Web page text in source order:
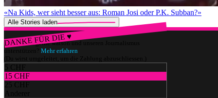
«Na Kids, wer sieht besser aus: Roman Josi oder P.K. Subban?»
Alle Stories laden
DANKE FÜR DIE ♥
Würdest du gerne watson und unseren Journalismus
unterstützen? Mehr erfahren
(Du wirst umgeleitet, um die Zahlung abzuschliessen.)
5 CHF
15 CHF
25 CHF
Anderer